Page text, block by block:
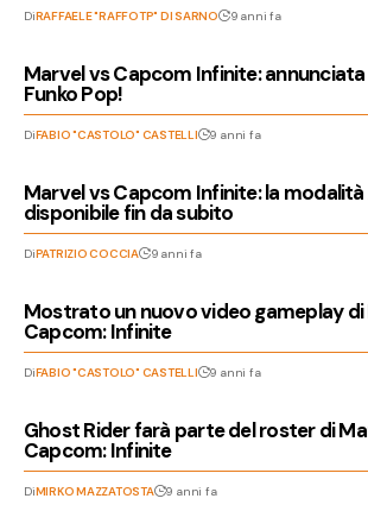
DiRAFFAELE "RAFFOTP" DI SARNO 9 anni fa
Marvel vs Capcom Infinite: annunciata
Funko Pop!
DiFABIO "CASTOLO" CASTELLI 9 anni fa
Marvel vs Capcom Infinite: la
disponibile fin da subito
DiPATRIZIO COCCIA 9 anni fa
Mostrato un nuovo video gameplay di
Capcom: Infinite
DiFABIO "CASTOLO" CASTELLI 9 anni fa
Ghost Rider farà parte del roster di
Capcom: Infinite
DiMIRKO MAZZATOSTA 9 anni fa